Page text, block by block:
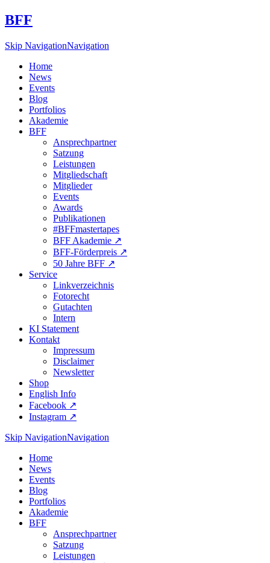
BFF
Skip NavigationNavigation
Home
News
Events
Blog
Portfolios
Akademie
BFF
Ansprechpartner
Satzung
Leistungen
Mitgliedschaft
Mitglieder
Events
Awards
Publikationen
#BFFmastertapes
BFF Akademie ↗︎
BFF-Förderpreis ↗︎
50 Jahre BFF ↗︎
Service
Linkverzeichnis
Fotorecht
Gutachten
Intern
KI Statement
Kontakt
Impressum
Disclaimer
Newsletter
Shop
English Info
Facebook ↗︎
Instagram ↗︎
Skip NavigationNavigation
Home
News
Events
Blog
Portfolios
Akademie
BFF
Ansprechpartner
Satzung
Leistungen